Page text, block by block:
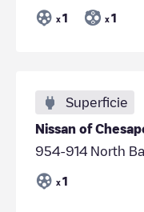
x 1 x 1
Superficie
Nissan of
954-914 North
x 1